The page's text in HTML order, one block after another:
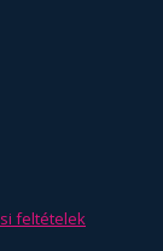
feltételek